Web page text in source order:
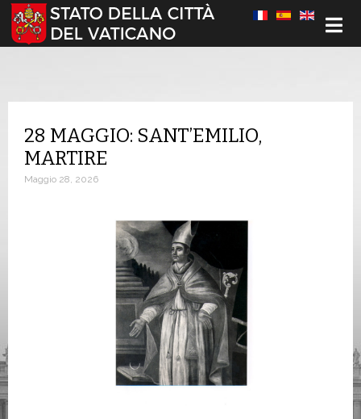
Seleziona la tua lingua
28 MAGGIO: SANT’EMILIO,
MARTIRE
Maggio 28, 2026